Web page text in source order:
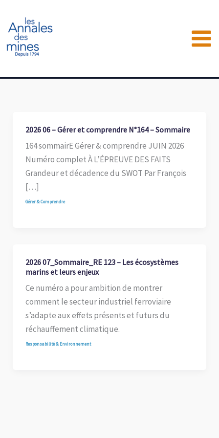
contenu
2026 06 – Gérer et comprendre N°164 – Sommaire
164 sommairE Gérer & comprendre JUIN 2026
Numéro complet À L’ÉPREUVE DES FAITS
Grandeur et décadence du SWOT Par François
[…]
Gérer & Comprendre
2026 07_Sommaire_RE 123 – Les écosystèmes
marins et leurs enjeux
Ce numéro a pour ambition de montrer
comment le secteur industriel ferroviaire
s’adapte aux effets présents et futurs du
réchauffement climatique.
Responsabilité & Environnement